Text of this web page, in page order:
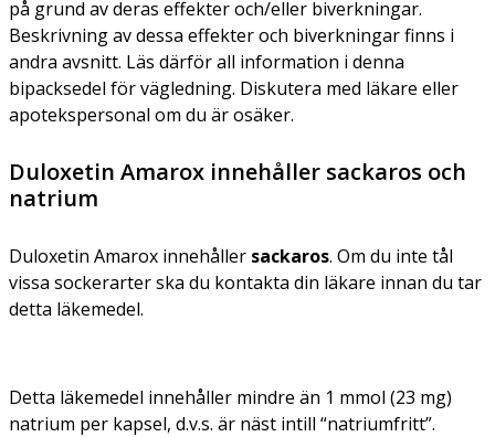
på grund av deras effekter och/eller biverkningar.
Beskrivning av dessa effekter och biverkningar finns i
andra avsnitt. Läs därför all information i denna
bipacksedel för vägledning. Diskutera med läkare eller
apotekspersonal om du är osäker.
Duloxetin Amarox innehåller sackaros och
natrium
Duloxetin Amarox innehåller sackaros. Om du inte tål
vissa sockerarter ska du kontakta din läkare innan du tar
detta läkemedel.
Detta läkemedel innehåller mindre än 1 mmol (23 mg)
natrium per kapsel, d.v.s. är näst intill “natriumfritt”.